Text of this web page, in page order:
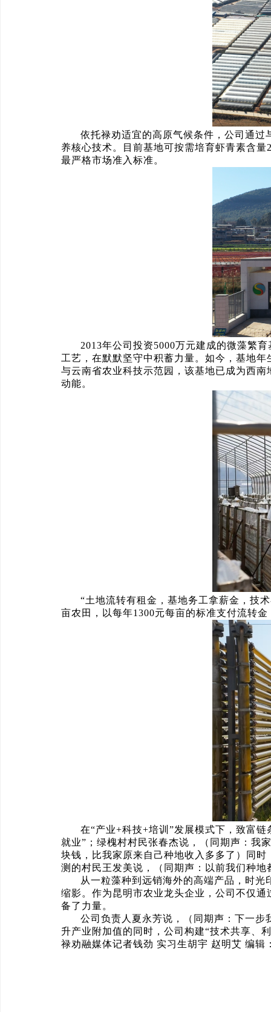
依托禄劝适宜的高原气候条件，公司通
养核心技术。目前基地可按需培育虾青素含
最严格市场准入标准。
2013年公司投资5000万元建成的微藻繁
工艺，在默默坚守中积蓄力量。如今，基地
与云南省农业科技示范园，该基地已成为西
动能。
“土地流转有租金，基地务工拿薪金，技
亩农田，以每年1300元每亩的标准支付流转
在“产业+科技+培训”发展模式下，致富
就业”；绿槐村村民张春杰说，（同期声：我
块钱，比我家原来自己种地收入多多了）同
测的村民王发美说，（同期声：以前我们种
从一粒藻种到远销海外的高端产品，时
缩影。作为昆明市农业龙头企业，公司不仅
备了力量。
公司负责人夏永芳说，（同期声：下一
升产业附加值的同时，公司构建“技术共享、
禄劝融媒体记者钱劲 实习生胡宇 赵明艾 编